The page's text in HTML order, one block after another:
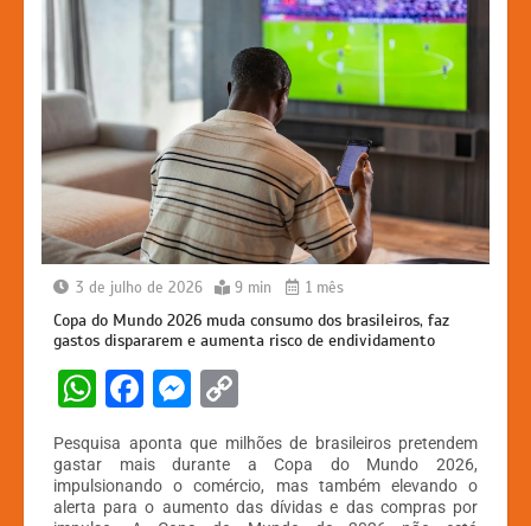
3 de julho de 2026 9 min 1 mês
Copa do Mundo 2026 muda consumo dos brasileiros, faz
gastos dispararem e aumenta risco de endividamento
W
h
at
s
F
c
e
M
s
s
o
p
y
Pesquisa aponta que milhões de brasileiros pretendem
gastar mais durante a Copa do Mundo 2026,
impulsionando o comércio, mas também elevando o
alerta para o aumento das dívidas e das compras por